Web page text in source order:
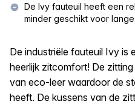
De Ivy fauteuil heeft een
minder geschikt voor
De industriële fauteuil Ivy is
heerlijk zitcomfort! De
van eco-leer waardoor de
heeft. De kussens van de